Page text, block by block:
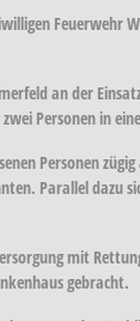
an der
Personen in
Personen
Parallel
mit
gebracht.